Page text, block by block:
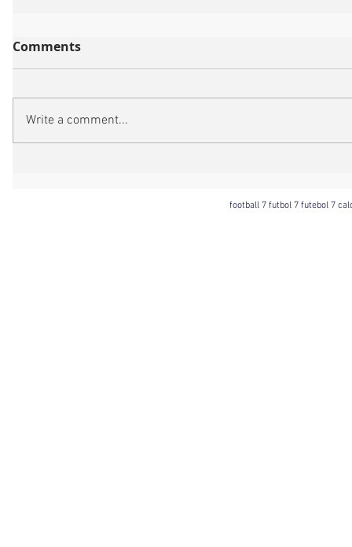
Comments
Write a comment...
football 7 futbol 7 futebol 7